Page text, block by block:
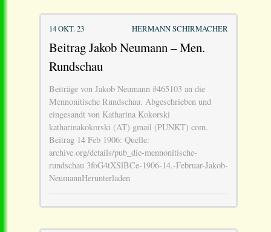
14 OKT. 23 HERMANN SCHIRMACHER
Beitrag Jakob Neumann – Men.
Rundschau
Beiträge von Jakob Neumann #465103 an die
Mennonitische Rundschau. Abgeschrieben und
eingesandt von Katharina Kokorski
katharinakokorski (AT) gmail (PUNKT) com.
Beitrag 14 Feb 1906: Quelle:
archive.org/details/pub_die-mennonitische-
rundschau 3foG4tXSlBCe-1906-14.-Februar-Jakob-
NeumannHerunterladen